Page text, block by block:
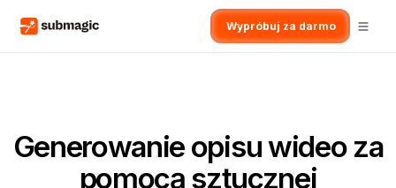
Wypróbuj za darmo
Generowanie opisu wideo za
pomocą sztucznej